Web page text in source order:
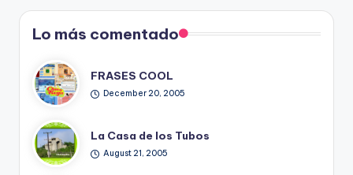
Lo más comentado
FRASES COOL
December 20, 2005
La Casa de los Tubos
August 21, 2005